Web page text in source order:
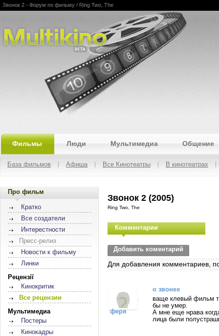
Multikino
Звонок 2 - Форум по фильму / Ring Two, The
Фильмы Люди Мультимедиа Общение
База фильмов Афиша Все Кинотеатры В кинотеатрах
Про фильм
Кратко
Все создатели
Интерестности
Пресс-релиз
Новости к фильму
Линки
Рецензії
Кинокритик
Все рецензии
Мультимедиа
Постеры
Кинокадры
Звонок 2 (2005)
Ring Two, The
Комментарии
Добавить коментарий
Для добавления комментариев,
феря
о звонке
ваще клевый фильм
бы не умер.
А мне еще нрава
лица были